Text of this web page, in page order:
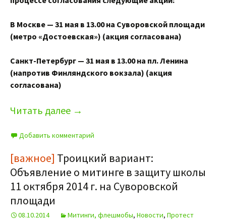
В Москве — 31 мая в 13.00 на Суворовской площади
(метро «Достоевская») (акция согласована)
Санкт-Петербург — 31 мая в 13.00 на пл. Ленина
(напротив Финляндского вокзала) (акция
согласована)
Читать далее →
Добавить комментарий
[важное] Троицкий вариант:
Объявление о митинге в защиту школы
11 октября 2014 г. на Суворовской
площади
08.10.2014 Митинги, флешмобы, Новости, Протест